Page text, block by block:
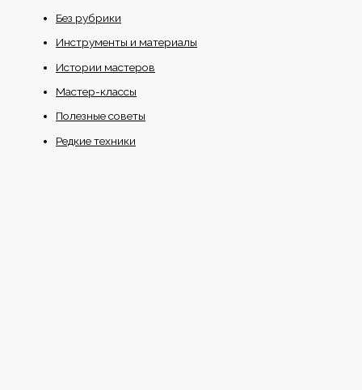
Без рубрики
Инструменты и материалы
Истории мастеров
Мастер-классы
Полезные советы
Редкие техники